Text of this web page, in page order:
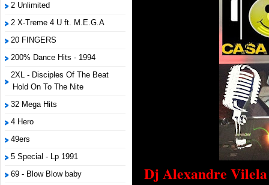
2 Unlimited
2 X-Treme 4 U ft. M.E.G.A
20 FINGERS
200% Dance Hits - 1994
2XL - Disciples Of The Beat
Hold On To The Nite
32 Mega Hits
4 Hero
49ers
5 Special - Lp 1991
69 - Blow Blow baby
Dj Alexandre Vilela